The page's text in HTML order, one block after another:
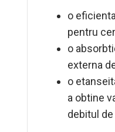
o
pentru
o
externa
o
a obtine
debitul